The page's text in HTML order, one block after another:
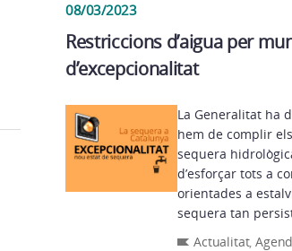
08/03/2023
Restriccions d’aigua per
d’excepcionalitat
La Generalitat ha
hem de complir
sequera
d’esforçar tots a
orientades a
sequera tan
Actualitat,